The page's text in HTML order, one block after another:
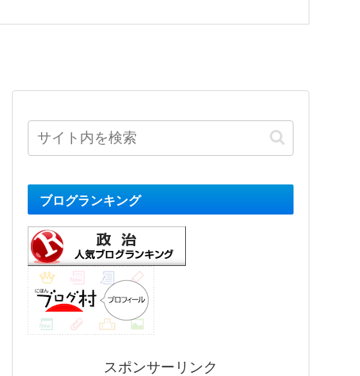
ブログランキング
スポンサーリンク